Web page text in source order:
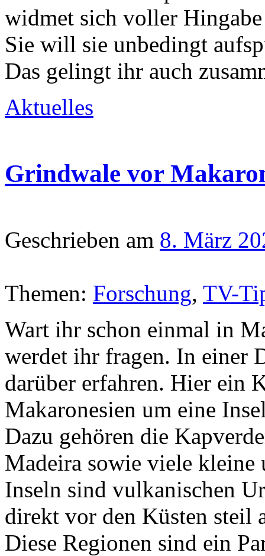
widmet sich voller
Sie will sie unbedingt
Das gelingt ihr auch
Aktuelles
Grindwale vor
Geschrieben am 8. März
Themen: Forschung, TV-
Wart ihr schon einmal in
werdet ihr fragen. In einer
darüber erfahren. Hier ein
Makaronesien um eine
Dazu gehören die
Madeira sowie viele kleine
Inseln sind vulkanischen
direkt vor den Küsten steil
Diese Regionen sind ein